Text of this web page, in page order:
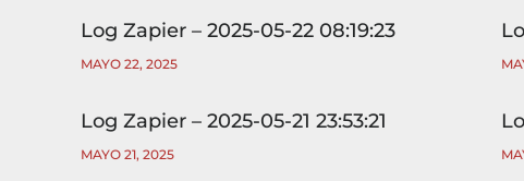
Log Zapier – 2025-05-22 08:19:23
MAYO 22, 2025
Log Zapier – 2025-05-21 23:53:21
MAYO 21, 2025